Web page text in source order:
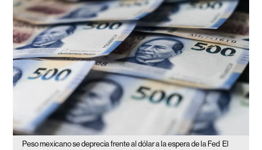
Peso mexicano se deprecia frente al dólar a la espera de la Fed El